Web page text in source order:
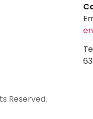
Reserved.